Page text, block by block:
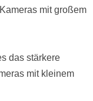
mit großem
das stärkere
mit kleinem